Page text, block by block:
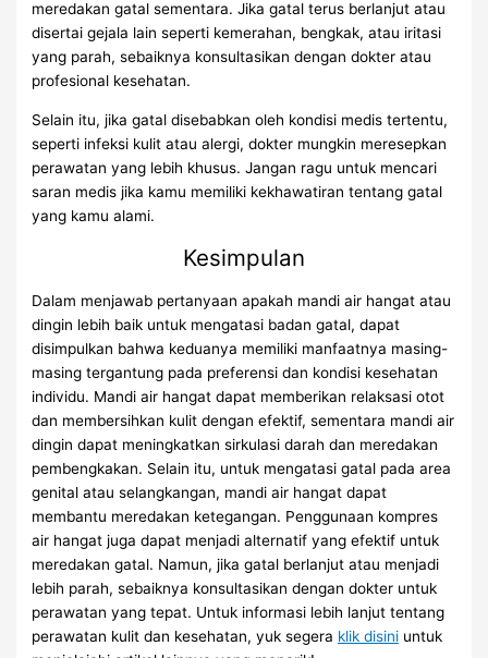
meredakan gatal sementara. Jika gatal terus berlanjut atau
disertai gejala lain seperti kemerahan, bengkak, atau iritasi
yang parah, sebaiknya konsultasikan dengan dokter atau
profesional kesehatan.
Selain itu, jika gatal disebabkan oleh kondisi medis tertentu,
seperti infeksi kulit atau alergi, dokter mungkin meresepkan
perawatan yang lebih khusus. Jangan ragu untuk mencari
saran medis jika kamu memiliki kekhawatiran tentang gatal
yang kamu alami.
Kesimpulan
Dalam menjawab pertanyaan apakah mandi air hangat atau
dingin lebih baik untuk mengatasi badan gatal, dapat
disimpulkan bahwa keduanya memiliki manfaatnya masing-
masing tergantung pada preferensi dan kondisi kesehatan
individu. Mandi air hangat dapat memberikan relaksasi otot
dan membersihkan kulit dengan efektif, sementara mandi air
dingin dapat meningkatkan sirkulasi darah dan meredakan
pembengkakan. Selain itu, untuk mengatasi gatal pada area
genital atau selangkangan, mandi air hangat dapat
membantu meredakan ketegangan. Penggunaan kompres
air hangat juga dapat menjadi alternatif yang efektif untuk
meredakan gatal. Namun, jika gatal berlanjut atau menjadi
lebih parah, sebaiknya konsultasikan dengan dokter untuk
perawatan yang tepat. Untuk informasi lebih lanjut tentang
perawatan kulit dan kesehatan, yuk segera klik disini untuk